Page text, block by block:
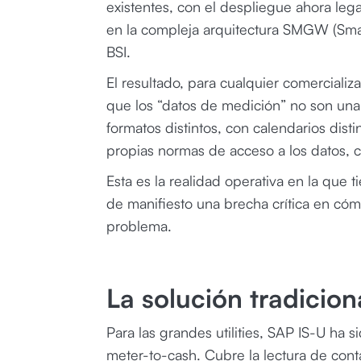
existentes, con el despliegue ahora
en la compleja arquitectura SMGW
BSI.
El resultado, para cualquier
que los “datos de medición” no son
formatos distintos, con calendarios
propias normas de acceso a los
Esta es la realidad operativa en la que
de manifiesto una brecha crítica en
problema.
La solución
Para las grandes utilities, SAP IS-U ha
meter-to-cash. Cubre la lectura de